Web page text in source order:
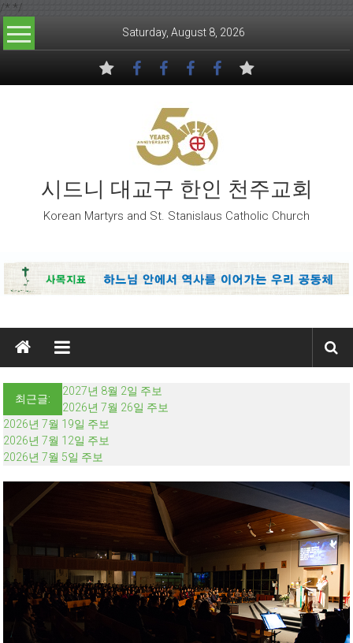
/* */
Skip to content
Saturday, August 8, 2026
시드니 대교구 한인 천주교회
Korean Martyrs and St. Stanislaus Catholic Church
최근글:
2027년 8월 2일 주보
2026년 7월 26일 주보
2026년 7월 19일 주보
2026년 7월 12일 주보
2026년 7월 5일 주보